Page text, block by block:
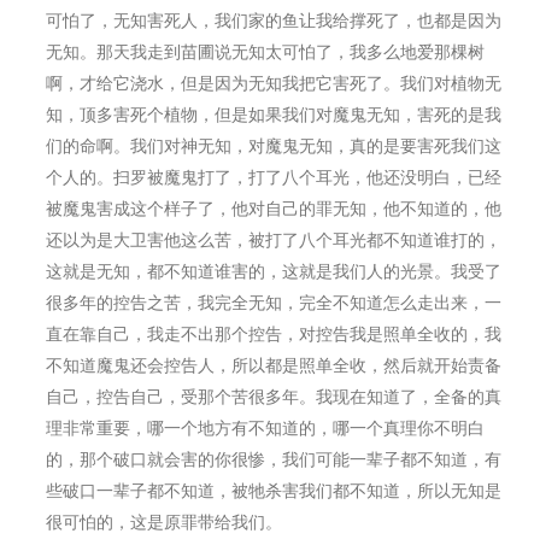
可怕了，无知害死人，我们家的⻥让我给撑死了，也都是因为
无知。那天我走到苗圃说无知太可怕了，我多么地爱那棵树
啊，才给它浇水，但是因为无知我把它害死了。我们对植物无
知，顶多害死个植物，但是如果我们对魔⻤无知，害死的是我
们的命啊。我们对神无知，对魔⻤无知，真的是要害死我们这
个人的。扫罗被魔⻤打了，打了八个耳光，他还没明白，已经
被魔⻤害成这个样子了，他对自己的罪无知，他不知道的，他
还以为是大卫害他这么苦，被打了八个耳光都不知道谁打的，
这就是无知，都不知道谁害的，这就是我们人的光景。我受了
很多年的控告之苦，我完全无知，完全不知道怎么走出来，一
直在靠自己，我走不出那个控告，对控告我是照单全收的，我
不知道魔⻤还会控告人，所以都是照单全收，然后就开始责备
自己，控告自己，受那个苦很多年。我现在知道了，全备的真
理非常重要，哪一个地方有不知道的，哪一个真理你不明白
的，那个破口就会害的你很惨，我们可能一辈子都不知道，有
些破口一辈子都不知道，被牠杀害我们都不知道，所以无知是
很可怕的，这是原罪带给我们。